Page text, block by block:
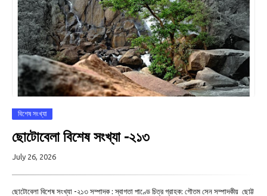
বিশেষ সংখ্যা
ছোটোবেলা বিশেষ সংখ্যা -২১৩
July 26, 2026
ছোটোবেলা বিশেষ সংখ্যা -২১৩ সম্পাদক : স্বাগতা পাণ্ডে চিত্র গ্রাহক: গৌতম সেন সম্পাদকীয় ছোট্ট